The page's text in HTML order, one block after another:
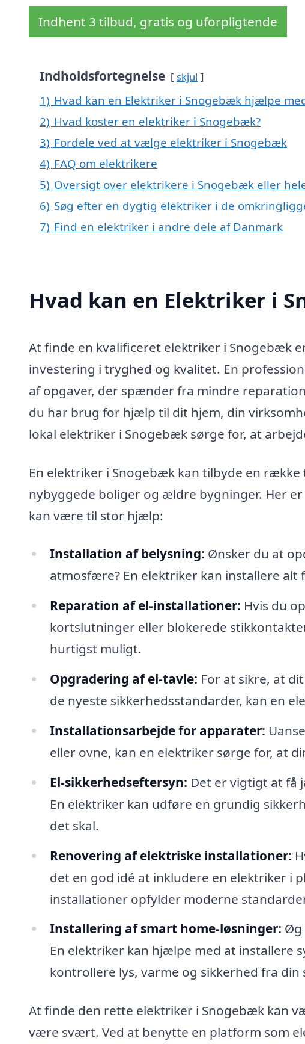
Indhent 3 tilbud, gratis og uforpligtende
Indholdsfortegnelse skjul
1) Hvad kan en Elektriker i Snogebæk hjælpe
2) Hvad koster en elektriker i Snogebæk?
3) Fordele ved at vælge elektriker i Snogebæk
4) FAQ om elektrikere
5) Oversigt over elektrikere i Snogebæk eller
6) Søg efter en dygtig elektriker i de
7) Find en elektriker i andre dele af Danmark
Hvad kan en Elektriker i
At finde en kvalificeret elektriker i Snogebæk
investering i tryghed og kvalitet. En
af opgaver, der spænder fra mindre
du har brug for hjælp til dit hjem, din
lokal elektriker i Snogebæk sørge for, at
En elektriker i Snogebæk kan tilbyde en
nybyggede boliger og ældre bygninger. Her
kan være til stor hjælp:
Installation af belysning: Ønsker du at
atmosfære? En elektriker kan installere
Reparation af el-installationer: Hvis du
kortslutninger eller blokerede
hurtigst muligt.
Opgradering af el-tavle: For at sikre, at
de nyeste sikkerhedsstandarder, kan en
Installationsarbejde for apparater:
eller ovne, kan en elektriker sørge for, at
El-sikkerhedseftersyn: Det er vigtigt at få
En elektriker kan udføre en grundig
det skal.
Renovering af elektriske installationer:
det en god idé at inkludere en elektriker i
installationer opfylder moderne
Installering af smart home-løsninger: Øg
En elektriker kan hjælpe med at installere
kontrollere lys, varme og sikkerhed fra din
At finde den rette elektriker i Snogebæk kan
være svært. Ved at benytte en platform som